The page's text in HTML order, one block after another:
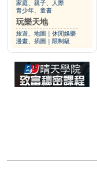
家庭、親子、人際
青少年、童書
玩樂天地
旅遊、地圖
休閒娛樂
漫畫、插圖
限制級